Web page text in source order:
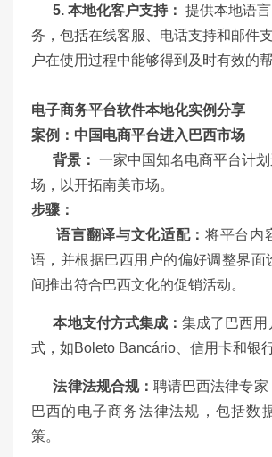
5. 本地化客户支持： 提供本地语
务，包括在线客服、电话支持和邮件
户在使用过程中能够得到及时有效的帮
电子商务平台软件本地化实例分享
案例：中国电商平台进入巴西市场
背景： 一家中国知名电商平台计
场，以开拓南美市场。
步骤：
语言翻译与文化适配：将平台内
语，并根据巴西用户的偏好调整界面
间推出符合巴西文化的促销活动。
本地支付方式集成：集成了巴西
式，如Boleto Bancário、信用卡和银
法律法规合规： 聘请巴西法律专
巴西的电子商务法律法规，包括数
策。